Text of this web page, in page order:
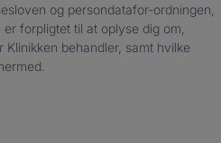
og persondatafor-ordningen,
forpligtet til at oplyse dig om,
behandler, samt hvilke